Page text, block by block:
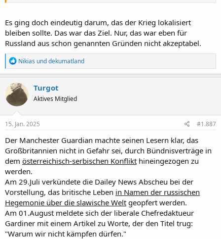
Es ging doch eindeutig darum, das der Krieg lokalisiert
bleiben sollte. Das war das Ziel. Nur, das war eben für
Russland aus schon genannten Gründen nicht akzeptabel.
R
e
a
k
o
n
e
Nikias unddekumatland
Turgot
Aktives Mitglied
15. Jan. 2025 #1.887
Der Manchester Guardian machte seinen Lesern klar, das
Großbritannien nicht in Gefahr sei, durch Bündnisverträge in
dem österreichisch-serbischen Konflikt hineingezogen zu
werden.
Am 29.Juli verkündete die Dailey News Abscheu bei der
Vorstellung, das britische Leben in Namen der russischen
Hegemonie über die slawische Welt geopfert werden.
Am 01.August meldete sich der liberale Chefredaktueur
Gardiner mit einem Artikel zu Worte, der den Titel trug:
"Warum wir nicht kämpfen dürfen."